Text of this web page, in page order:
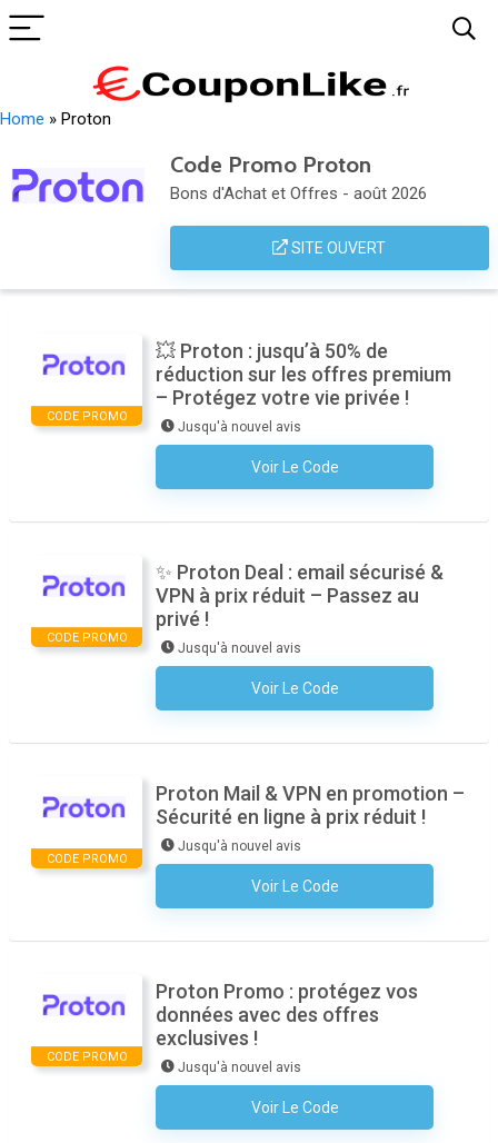
Home » Proton
Code Promo Proton
Bons d'Achat et Offres - août 2026
SITE OUVERT
CODE PROMO
💥 Proton : jusqu’à 50% de
réduction sur les offres premium
– Protégez votre vie privée !
Jusqu'à nouvel avis
Voir Le Code
Aucun Code N'est Nécessaire
CODE PROMO
✨ Proton Deal : email sécurisé &
VPN à prix réduit – Passez au
privé !
Jusqu'à nouvel avis
Voir Le Code
Aucun Code N'est Nécessaire
CODE PROMO
Proton Mail & VPN en promotion –
Sécurité en ligne à prix réduit !
Jusqu'à nouvel avis
Voir Le Code
Aucun Code N'est Nécessaire
CODE PROMO
Proton Promo : protégez vos
données avec des offres
exclusives !
Jusqu'à nouvel avis
Voir Le Code
Aucun Code N'est Nécessaire